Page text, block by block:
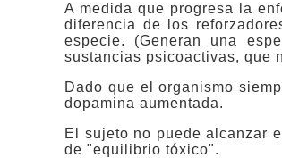
A medida que progresa la
diferencia de los
especie. (Generan una
sustancias psicoactivas, que
Dado que el organismo
dopamina aumentada.
El sujeto no puede alcanzar
de "equilibrio tóxico".